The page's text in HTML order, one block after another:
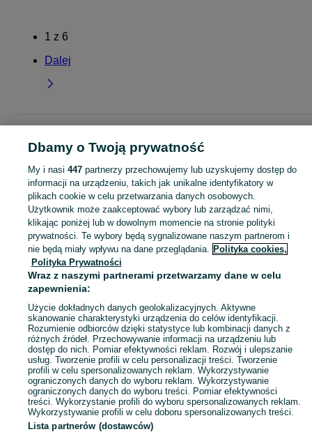
1 z 6
Dalej
Olkusz
KATEGORIA
Zobacz
Mapa kategorii
Mapa miejscowości
Mapa ministron
Popularne wyszukiwania
Dbamy o Twoją prywatność
My i nasi 447partnerzy przechowujemy lub uzyskujemy dostęp do
informacji na urządzeniu, takich jak unikalne identyfikatory w
plikach cookie w celu przetwarzania danych osobowych.
Użytkownik może zaakceptować wybory lub zarządzać nimi,
klikając poniżej lub w dowolnym momencie na stronie polityki
prywatności. Te wybory będą sygnalizowane naszym partnerom i
nie będą miały wpływu na dane przeglądania. Polityka cookies,
Polityka Prywatności
Wraz z naszymi partnerami przetwarzamy dane w celu
zapewnienia:
Użycie dokładnych danych geolokalizacyjnych. Aktywne
skanowanie charakterystyki urządzenia do celów identyfikacji.
Rozumienie odbiorców dzięki statystyce lub kombinacji danych z
różnych źródeł. Przechowywanie informacji na urządzeniu lub
dostęp do nich. Pomiar efektywności reklam. Rozwój i ulepszanie
usług. Tworzenie profili w celu personalizacji treści. Tworzenie
profili w celu spersonalizowanych reklam. Wykorzystywanie
ograniczonych danych do wyboru reklam. Wykorzystywanie
ograniczonych danych do wyboru treści. Pomiar efektywności
treści. Wykorzystanie profili do wyboru spersonalizowanych reklam.
Wykorzystywanie profili w celu doboru spersonalizowanych treści.
Lista partnerów (dostawców)